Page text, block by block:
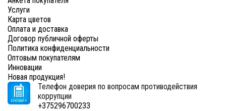
Услуги
Карта цветов
Оплата и доставка
Договор публичной оферты
Политика конфиденциальности
Оптовым покупателям
Инновации
Новая продукция!
Телефон доверия по вопросам противодействия
коррупции
+375296700233